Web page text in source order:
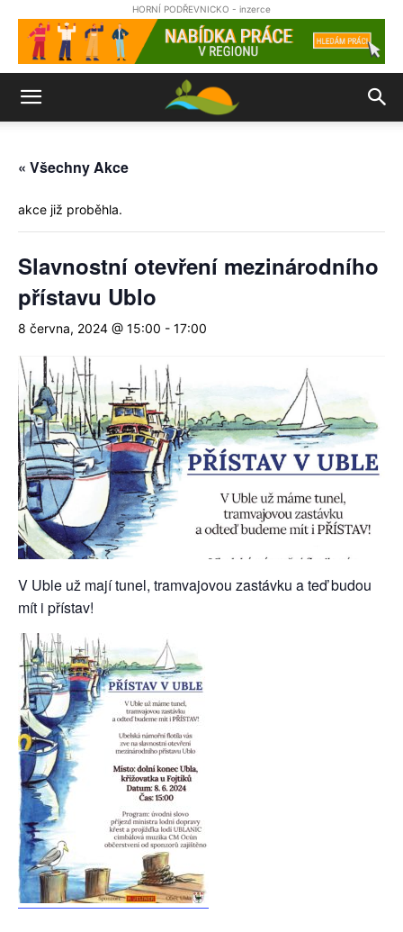
HORNÍ PODŘEVNICKO - inzerce
« Všechny Akce
akce již proběhla.
Slavnostní otevření mezinárodního
přístavu Ublo
8 června, 2024 @ 15:00 - 17:00
V Uble už mají tunel, tramvajovou zastávku a teď budou
mít i přístav!